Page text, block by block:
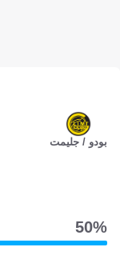
بودو / جليمت
50‎%‎